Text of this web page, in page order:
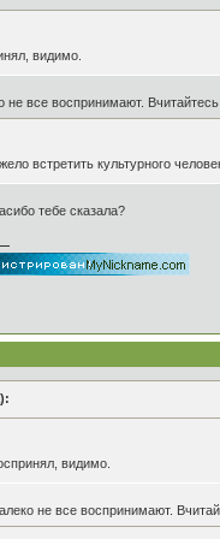
видимо.
не все воспринимают.
встретить культурного
тебе сказала?
видимо.
не все воспринимают.